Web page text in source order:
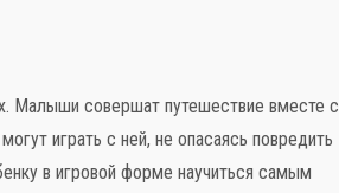
Малыши совершат путешествие вместе с
играть с ней, не опасаясь повредить
в игровой форме научиться самым